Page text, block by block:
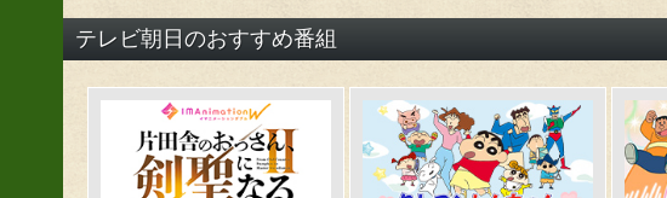
テレビ朝日のおすすめ番組